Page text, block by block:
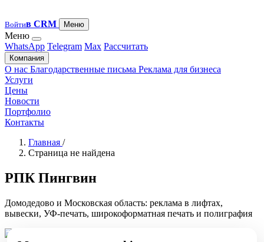
Войтив CRM Меню
Меню
WhatsApp Telegram Max Рассчитать
Компания
О нас Благодарственные письма Реклама для бизнеса
Услуги
Цены
Новости
Портфолио
Контакты
Главная /
Страница не найдена
РПК Пингвин
Домодедово и Московская область: реклама в лифтах,
вывески, УФ-печать, широкоформатная печать и полиграфия